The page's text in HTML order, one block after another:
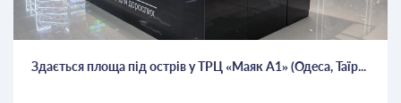
Здається площа під острів у ТРЦ «Маяк А1» (Одеса, Таїр...